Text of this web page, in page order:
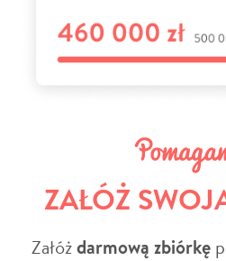
ZAŁÓŻ
Załóżdarmową zbiórkę